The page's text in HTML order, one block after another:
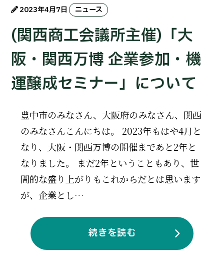
2023年4月7日 ニュース
(関西商工会議所主催)「大
阪・関西万博 企業参加・機
運醸成セミナー」について
豊中市のみなさん、大阪府のみなさん、関西
のみなさんこんにちは。 2023年もはや4月と
なり、大阪・関西万博の開催まであと2年と
なりました。 まだ2年ということもあり、世
間的な盛り上がりもこれからだとは思います
が、企業とし…
続きを読む